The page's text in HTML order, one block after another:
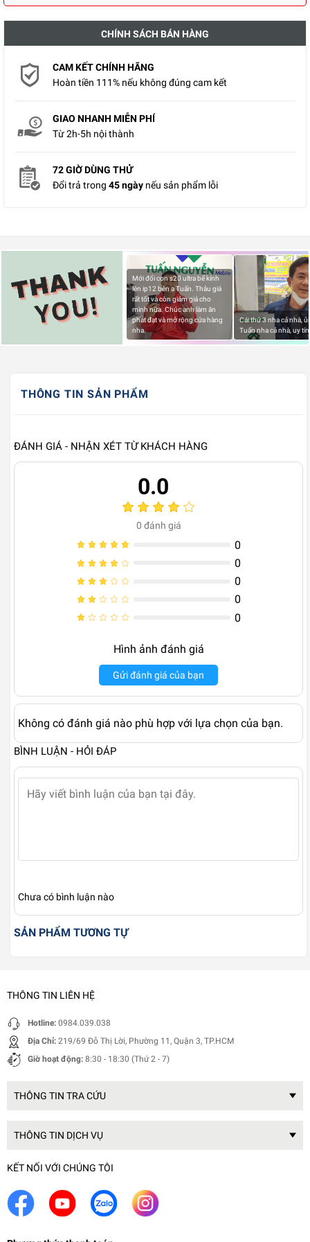
CHÍNH SÁCH BÁN HÀNG
CAM KẾT CHÍNH HÃNG
Hoàn tiền 111% nếu không đúng cam kết
GIAO NHANH MIỄN PHÍ
Từ 2h-5h nội thành
72 GIỜ DÙNG THỬ
Đổi trả trong 45 ngày nếu sản phẩm lỗi
Mới đổi con s20 ultra bể kính
lên ip12 bên a Tuấn. Thâu giá
rất tốt và còn giảm giá cho
mình nữa. Chúc anh làm ăn
phát đạt và mở rộng cửa hàng
nha.
Cái thứ 3 nha cả nhà,
Tuấn nha cả nhà, uy
THÔNG TIN SẢN PHẨM
ĐÁNH GIÁ - NHẬN XÉT TỪ KHÁCH HÀNG
0.0
0 đánh giá
0
0
0
0
0
Hình ảnh đánh giá
Gửi đánh giá của bạn
Không có đánh giá nào phù hợp với lựa chọn của bạn.
BÌNH LUẬN - HỎI ĐÁP
Chưa có bình luận nào
SẢN PHẨM TƯƠNG TỰ
THÔNG TIN LIÊN HỆ
Hotline: 0984.039.038
Địa Chỉ: 219/69 Đỗ Thị Lời, Phường 11, Quận 3, TP.HCM
Giờ hoạt động: 8:30 - 18:30 (Thứ 2 - 7)
THÔNG TIN TRA CỨU
THÔNG TIN DỊCH VỤ
KẾT NỐI VỚI CHÚNG TÔI